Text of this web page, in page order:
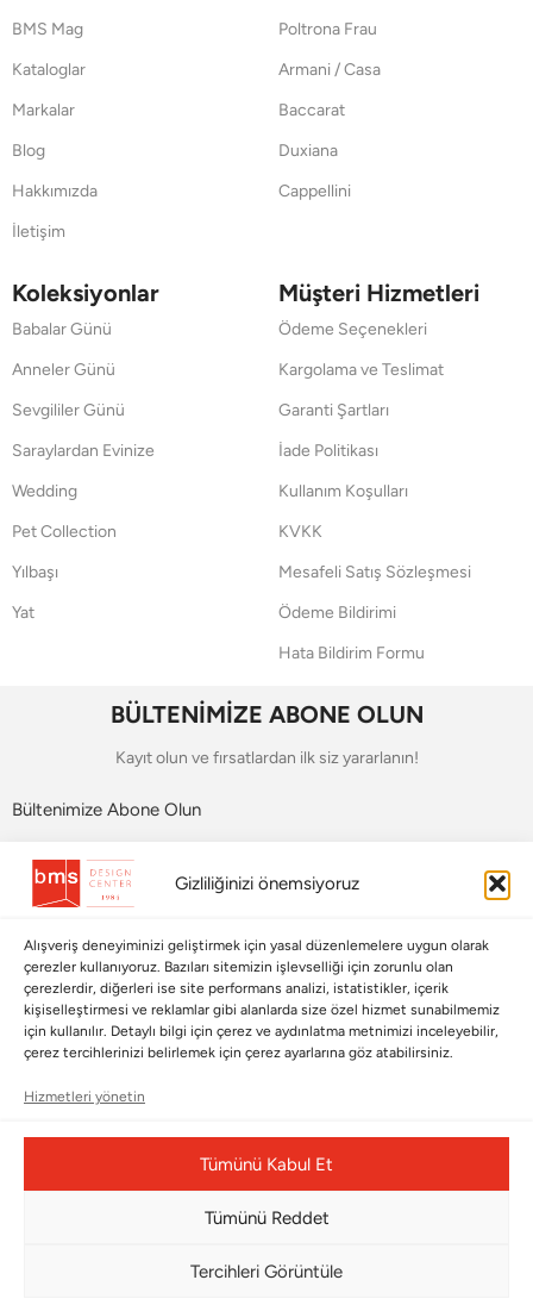
Gizliliğinizi önemsiyoruz
Alışveriş deneyiminizi geliştirmek için yasal düzenlemelere uygun olarak
çerezler kullanıyoruz. Bazıları sitemizin işlevselliği için zorunlu olan
çerezlerdir, diğerleri ise site performans analizi, istatistikler, içerik
kişiselleştirmesi ve reklamlar gibi alanlarda size özel hizmet sunabilmemiz
için kullanılır. Detaylı bilgi için çerez ve aydınlatma metnimizi inceleyebilir,
çerez tercihlerinizi belirlemek için çerez ayarlarına göz atabilirsiniz.
Hizmetleri yönetin
Tümünü Kabul Et
Tümünü Reddet
Tercihleri Görüntüle
BMS Mag
Kataloglar
Markalar
Blog
Hakkımızda
İletişim
Poltrona Frau
Armani / Casa
Baccarat
Duxiana
Cappellini
Koleksiyonlar
Babalar Günü
Anneler Günü
Sevgililer Günü
Saraylardan Evinize
Wedding
Pet Collection
Yılbaşı
Yat
Müşteri Hizmetleri
Ödeme Seçenekleri
Kargolama ve Teslimat
Garanti Şartları
İade Politikası
Kullanım Koşulları
KVKK
Mesafeli Satış Sözleşmesi
Ödeme Bildirimi
Hata Bildirim Formu
BÜLTENİMİZE ABONE OLUN
Kayıt olun ve fırsatlardan ilk siz yararlanın!
Bültenimize Abone Olun
BMS DESIGN CENTER